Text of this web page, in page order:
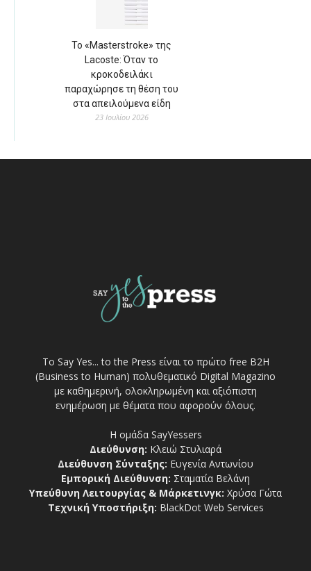
Το «Masterstroke» της
Lacoste: Όταν το
κροκοδειλάκι
παραχώρησε τη θέση του
στα απειλούμενα είδη
23 Ιουλίου 2026
Το Say Yes... to the Press είναι το πρώτο free Β2Η
(Business to Human) πολυθεματικό Digital Magazino
με καθημερινή, ολοκληρωμένη και αξιόπιστη
ενημέρωση με θέματα που αφορούν όλους.
Η ομάδα SayYessers
Διεύθυνση: Κλειώ Στυλιαρά
Διεύθυνση Σύνταξης: Ευγενία Αντωνίου
Εμπορική Διεύθυνση: Σταματία Βελάνη
Υπεύθυνη Λειτουργίας & Μάρκετινγκ: Χρύσα Γώτα
Τεχνική Υποστήριξη: BlackDot Web Services